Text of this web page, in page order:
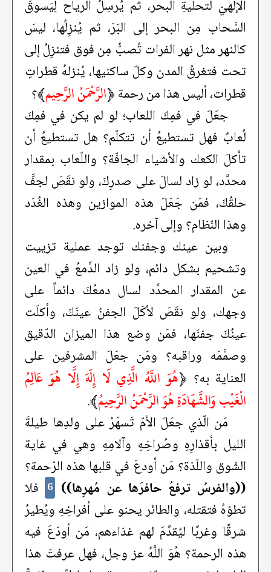
الإلهيّ لتحليةِ البحر، ثم يُرسِلُ الرياح لِيَسوقَ
السَّحاب مِن البحر إلى البَرّ، ثم يُنزِلُها، ليسَ
كالنهر مثل نهر الفرات تُصبُّ مِن فوق فتنزِلُ إلى
تحت فتغرقُ المدن وكلّ ساكنيها، يُنزلهُ قطراتٍ
قطرات، أليس هذا من رحمة﴿الرَّحْمَنُ الرَّحِيم﴾؟
جعَلَ في فمِكَ اللعاب؛ لو لم يكن في فمِكَ
لُعابٌ فهل تستطيعُ أن تتكلّم؟ هل تستطيعُ أن
تأكلَ الكعك والأشياء الجافّة؟ واللّعاب بمقدار
محدَّد، لو زاد لسالَ على صدرِكَ، ولو نقَصَ لجفَّ
حلقُكَ، فمَن جَعَلَ هذه الموازين وهذه الغُدَد
وهذا النّظام؟ وإلى آخره.
وبين عينك وجفنك توجد عملية تزييت
وتشحيم بشكل دائم، ولو زاد الدَّمعُ في العين
عن المقدار المحدَّد لسال دمعُكَ دائماً على
وجهك، ولو نقَصَ لأكَلَ الجفنُ عينَكَ، وأكلَت
عينُكَ جفنَها، فمَن وضع هذا الميزان الدّقيق
وصمَّمَه وراقبه؟ ومَن جعَلَ المشرفين على
العناية به؟ ﴿هُوَ اللَّهُ الَّذِي لَا إِلَهَ إِلَّا هُوَ عَالِمُ
الْغَيْب وَالشَّهَادَةِ هُوَ الرَّحْمَنُ الرَّحِيمُ﴾.
مَن الّذي جعَلَ الأمّ تَسهَرُ على ولدِها طيلةَ
الليل بأقذارِهِ وصُراخِهِ وآلامِهِ وهي في غاية
الشّوق واللّذة؟ مَن أودعَ في قلبها هذه الرّحمة؟
((والفرسُ ترفعُ حافرَها عن مُهرِها)) 6 فلا
تطؤهُ فتقتله، والطائر يحنو على أفراخِهِ ويُطيرُ
شرقًا وغربًا ليُقدِّمَ لهم غذاءهم، مَن أودَعَ فيه
هذه الرحمة؟ هُوَ اللَّهُ عز وجل، فهل عرفتَ هذا